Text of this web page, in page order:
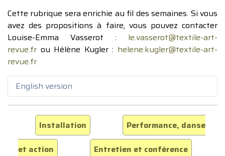
Cette rubrique sera enrichie au fil des semaines. Si vous
avez des propositions à faire, vous pouvez contacter
Louise-Emma Vasserot : le.vasserot@textile-art-
revue.fr ou Hélène Kugler : helene.kugler@textile-art-
revue.fr
English version
Installation
Performance, danse
et action
Entretien et conférence